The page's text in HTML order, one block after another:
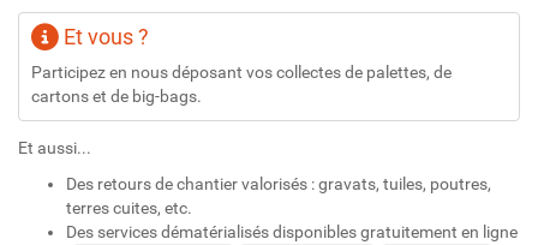
Et vous ?
Participez en nous déposant vos collectes de palettes, de
cartons et de big-bags.
Et aussi...
Des retours de chantier valorisés : gravats, tuiles, poutres,
terres cuites, etc.
Des services dématérialisés disponibles gratuitement en ligne